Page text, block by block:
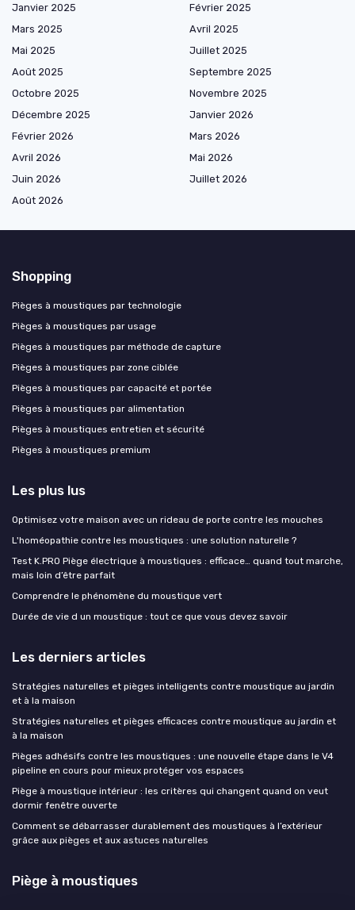
Janvier 2025
Février 2025
Mars 2025
Avril 2025
Mai 2025
Juillet 2025
Août 2025
Septembre 2025
Octobre 2025
Novembre 2025
Décembre 2025
Janvier 2026
Février 2026
Mars 2026
Avril 2026
Mai 2026
Juin 2026
Juillet 2026
Août 2026
Shopping
Pièges à moustiques par technologie
Pièges à moustiques par usage
Pièges à moustiques par méthode de capture
Pièges à moustiques par zone ciblée
Pièges à moustiques par capacité et portée
Pièges à moustiques par alimentation
Pièges à moustiques entretien et sécurité
Pièges à moustiques premium
Les plus lus
Optimisez votre maison avec un rideau de porte contre les mouches
L'homéopathie contre les moustiques : une solution naturelle ?
Test K.PRO Piège électrique à moustiques : efficace… quand tout marche,
mais loin d’être parfait
Comprendre le phénomène du moustique vert
Durée de vie d un moustique : tout ce que vous devez savoir
Les derniers articles
Stratégies naturelles et pièges intelligents contre moustique au jardin
et à la maison
Stratégies naturelles et pièges efficaces contre moustique au jardin et
à la maison
Pièges adhésifs contre les moustiques : une nouvelle étape dans le V4
pipeline en cours pour mieux protéger vos espaces
Piège à moustique intérieur : les critères qui changent quand on veut
dormir fenêtre ouverte
Comment se débarrasser durablement des moustiques à l’extérieur
grâce aux pièges et aux astuces naturelles
Piège à moustiques